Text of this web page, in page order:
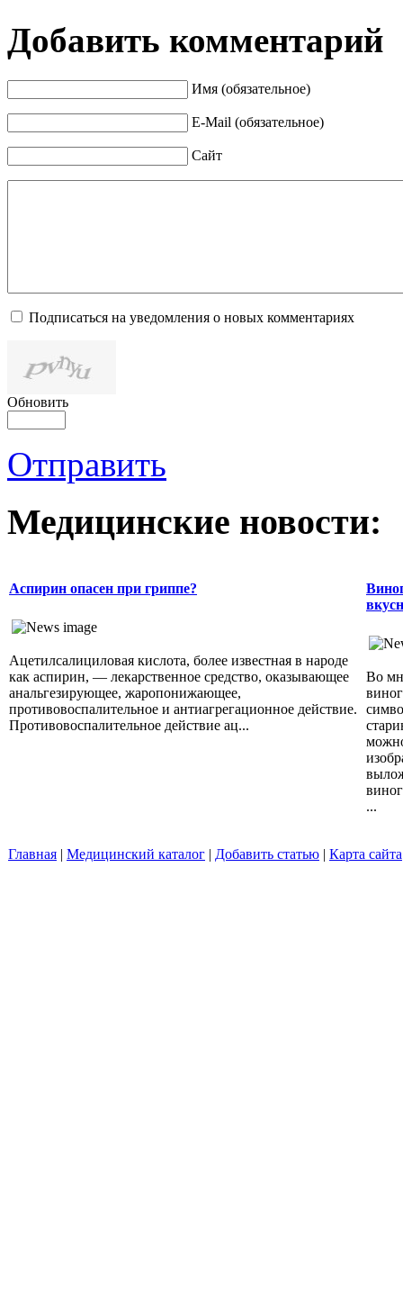
Добавить комментарий
Имя (обязательное)
E-Mail (обязательное)
Сайт
Подписаться на уведомления о новых комментариях
Обновить
Отправить
Медицинские новости:
Аспирин опасен при гриппе?
Ацетилсалициловая кислота, более известная в народе
как аспирин, — лекарственное средство, оказывающее
анальгезирующее, жаропонижающее,
противовоспалительное и антиагрегационное действие.
Противовоспалительное действие ац...
Во
...
Главная | Медицинский каталог | Добавить статью | Карта сайта